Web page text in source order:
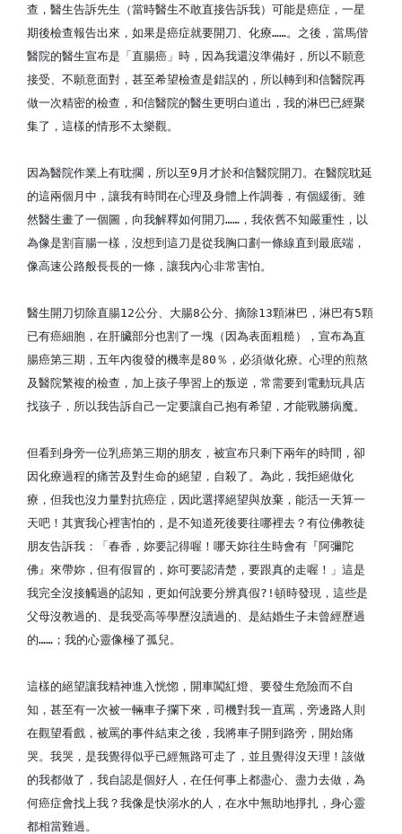
查，醫生告訴先生（當時醫生不敢直接告訴我）可能是癌症，一星
期後檢查報告出來，如果是癌症就要開刀、化療……。之後，當馬偕
醫院的醫生宣布是「直腸癌」時，因為我還沒準備好，所以不願意
接受、不願意面對，甚至希望檢查是錯誤的，所以轉到和信醫院再
做一次精密的檢查，和信醫院的醫生更明白道出，我的淋巴已經聚
集了，這樣的情形不太樂觀。
因為醫院作業上有耽擱，所以至9月才於和信醫院開刀。在醫院耽延
的這兩個月中，讓我有時間在心理及身體上作調養，有個緩衝。雖
然醫生畫了一個圖，向我解釋如何開刀……，我依舊不知嚴重性，以
為像是割盲腸一樣，沒想到這刀是從我胸口劃一條線直到最底端，
像高速公路般長長的一條，讓我內心非常害怕。
醫生開刀切除直腸12公分、大腸8公分、摘除13顆淋巴，淋巴有5顆
已有癌細胞，在肝臟部分也割了一塊（因為表面粗糙），宣布為直
腸癌第三期，五年內復發的機率是80％，必須做化療。心理的煎熬
及醫院繁複的檢查，加上孩子學習上的叛逆，常需要到電動玩具店
找孩子，所以我告訴自己一定要讓自己抱有希望，才能戰勝病魔。
但看到身旁一位乳癌第三期的朋友，被宣布只剩下兩年的時間，卻
因化療過程的痛苦及對生命的絕望，自殺了。為此，我拒絕做化
療，但我也沒力量對抗癌症，因此選擇絕望與放棄，能活一天算一
天吧！其實我心裡害怕的，是不知道死後要往哪裡去？有位佛教徒
朋友告訴我：「春香，妳要記得喔！哪天妳往生時會有『阿彌陀
佛』來帶妳，但有假冒的，妳可要認清楚，要跟真的走喔！」這是
我完全沒接觸過的認知，更如何說要分辨真假?!頓時發現，這些是
父母沒教過的、是我受高等學歷沒讀過的、是結婚生子未曾經歷過
的……；我的心靈像極了孤兒。
這樣的絕望讓我精神進入恍惚，開車闖紅燈、要發生危險而不自
知，甚至有一次被一輛車子攔下來，司機對我一直罵，旁邊路人則
在觀望看戲，被罵的事件結束之後，我將車子開到路旁，開始痛
哭。我哭，是我覺得似乎已經無路可走了，並且覺得沒天理！該做
的我都做了，我自認是個好人，在任何事上都盡心、盡力去做，為
何癌症會找上我？我像是快溺水的人，在水中無助地掙扎，身心靈
都相當難過。